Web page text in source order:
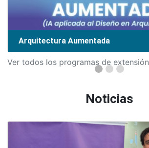
Arquitectura Aumentada
Ver todos los programas de extensión
Noticias